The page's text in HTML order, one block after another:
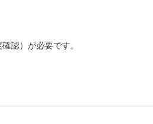
認）が必要です。